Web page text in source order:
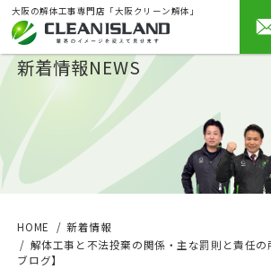
大阪の解体工事専門店「大阪クリーン解体」
新着情報NEWS
HOME
新着情報
解体工事と不法投棄の関係・主な罰則と責任
ブログ】